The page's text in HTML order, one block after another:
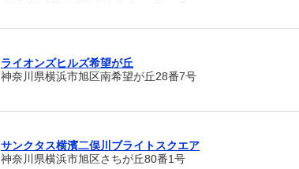
ライオンズヒルズ希望が丘
神奈川県横浜市旭区南希望が丘28番7号
サンクタス横濱二俣川ブライトスクエア
神奈川県横浜市旭区さちが丘80番1号